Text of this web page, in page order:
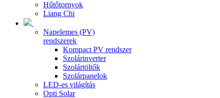
Hűtőtornyok
Liang Chi
Napelemes (PV)
rendszerek
Kompact PV rendszer
Szolárinverter
Szolártöltők
Szolárpanelok
LED-es világítás
Opti Solar